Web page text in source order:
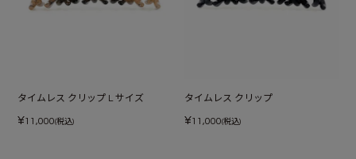
タイムレス クリップ L サイズ
¥11,000(税込)
タイムレス クリップ
¥11,000(税込)